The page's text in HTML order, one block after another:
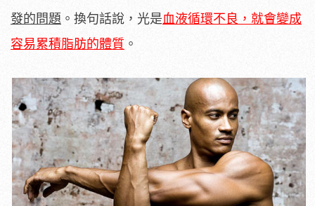
發的問題 。換句話說，光是血液循環不良，就會變成
容易累積脂肪的體質 。